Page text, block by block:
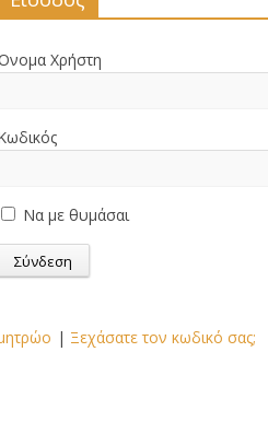
Χρήστη
Να με θυμάσαι
| Ξεχάσατε τον κωδικό σας;